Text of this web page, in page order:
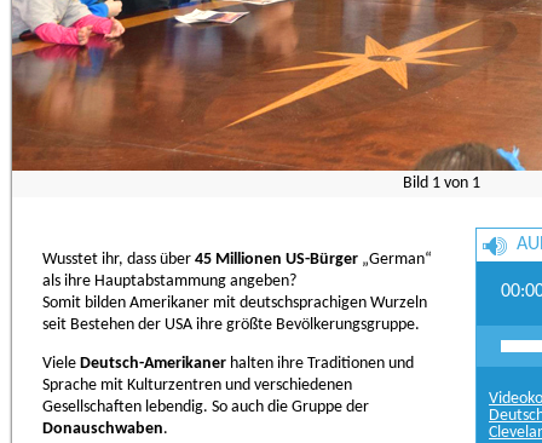
Bild 1 von 1
Wusstet ihr, dass über 45 Millionen US-Bürger „German“
als ihre Hauptabstammung angeben?
Somit bilden Amerikaner mit deutschsprachigen Wurzeln
seit Bestehen der USA ihre größte Bevölkerungsgruppe.
Viele Deutsch-Amerikaner halten ihre Traditionen und
Sprache mit Kulturzentren und verschiedenen
Gesellschaften lebendig. So auch die Gruppe der
Donauschwaben.